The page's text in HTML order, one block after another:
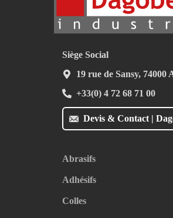
Devis & Contact |
Siège Social
19 rue de Sansy, 74000
+33(0) 4 72 68 71 00
Abrasifs
Adhésifs
Colles